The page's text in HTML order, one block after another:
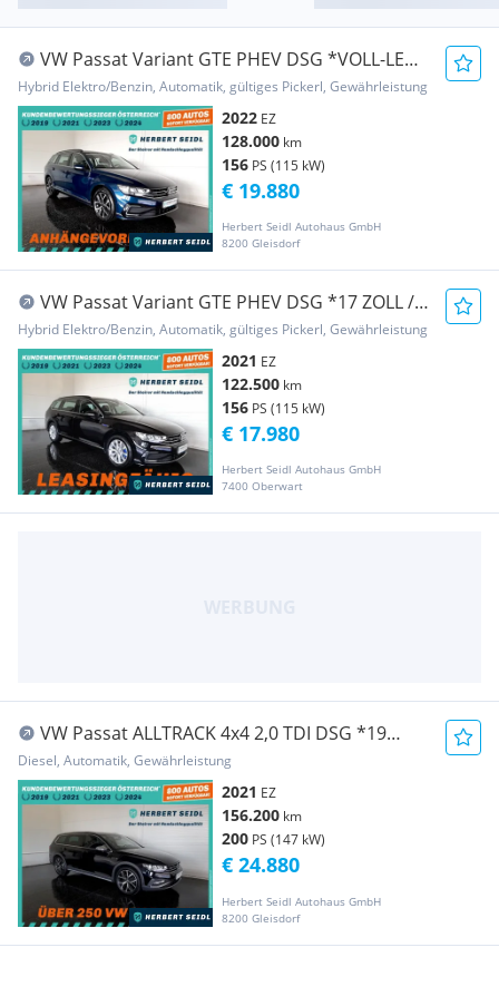
VW Passat Variant GTE PHEV DSG *VOLL-LED /
NAVI / ...
Hybrid Elektro/Benzin, Automatik, gültiges Pickerl, Gewährleistung
2022 EZ
128.000 km
156 PS (115 kW)
Herbert Seidl Autohaus GmbH
8200 Gleisdorf
€ 19.880
VW Passat Variant GTE PHEV DSG *17 ZOLL /
LED / NA...
Hybrid Elektro/Benzin, Automatik, gültiges Pickerl, Gewährleistung
2021 EZ
122.500 km
156 PS (115 kW)
Herbert Seidl Autohaus GmbH
7400 Oberwart
€ 17.980
VW Passat ALLTRACK 4x4 2,0 TDI DSG *19
ZOLL / VOLL...
Diesel, Automatik, Gewährleistung
2021 EZ
156.200 km
200 PS (147 kW)
Herbert Seidl Autohaus GmbH
8200 Gleisdorf
€ 24.880